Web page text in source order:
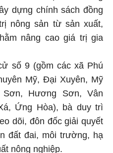
dựng chính sách đồng
nông sản từ sản xuất,
nâng cao giá trị gia
số 9 (gồm các xã Phú
Mỹ, Đại Xuyên, Mỹ
Hương Sơn, Vân
Ứng Hòa), bà duy trì
dõi, đôn đốc giải quyết
đất đai, môi trường, hạ
nông nghiệp.